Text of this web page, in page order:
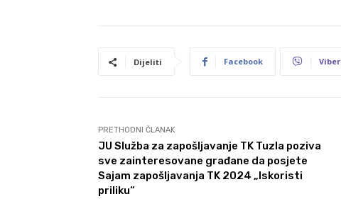
Dijeliti Facebook Viber
PRETHODNI ČLANAK
JU Služba za zapošljavanje TK Tuzla poziva
sve zainteresovane građane da posjete
Sajam zapošljavanja TK 2024 „Iskoristi
priliku“